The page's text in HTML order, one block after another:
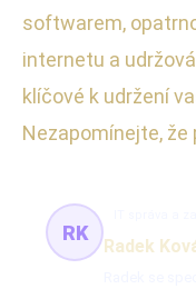
softwarem,
internetu a
klíčové k udržení
Nezapomínejte, že
RK
Radek